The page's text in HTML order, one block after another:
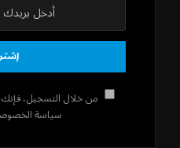
من خلال التسجيل، فإنك
سياسة